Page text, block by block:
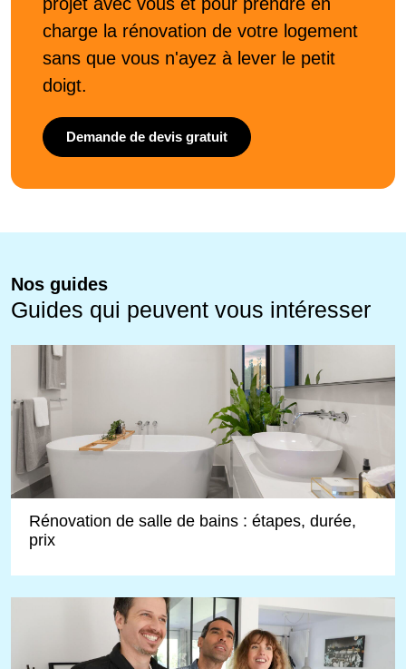
charge la rénovation de votre logement
sans que vous n'ayez à lever le petit
doigt.
Demande de devis gratuit
Nos guides
Guides qui peuvent vous intéresser
Rénovation de salle de bains : étapes, durée,
prix